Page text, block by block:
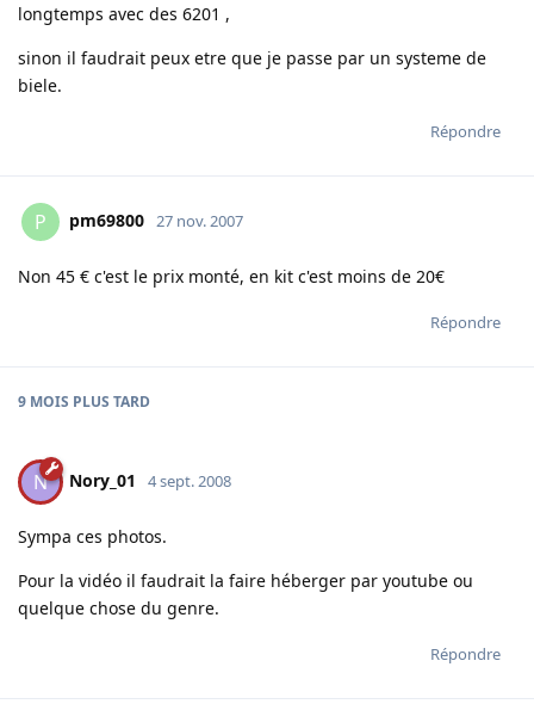
longtemps avec des 6201 ,
sinon il faudrait peux etre que je passe par un systeme de
biele.
Répondre
P pm69800 27 nov. 2007
Non 45 € c'est le prix monté, en kit c'est moins de 20€
Répondre
9 MOIS PLUS TARD
N Nory_01 4 sept. 2008
Sympa ces photos.
Pour la vidéo il faudrait la faire héberger par youtube ou
quelque chose du genre.
Répondre